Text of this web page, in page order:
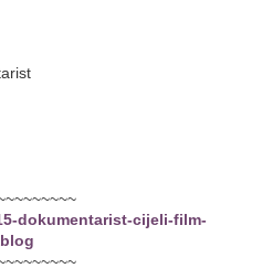
dokumentarist-cijeli-film-